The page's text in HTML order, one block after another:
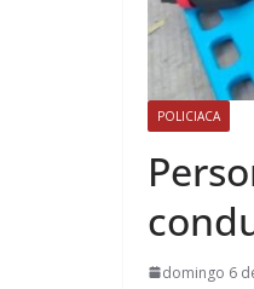
POLICIACA
domingo 6